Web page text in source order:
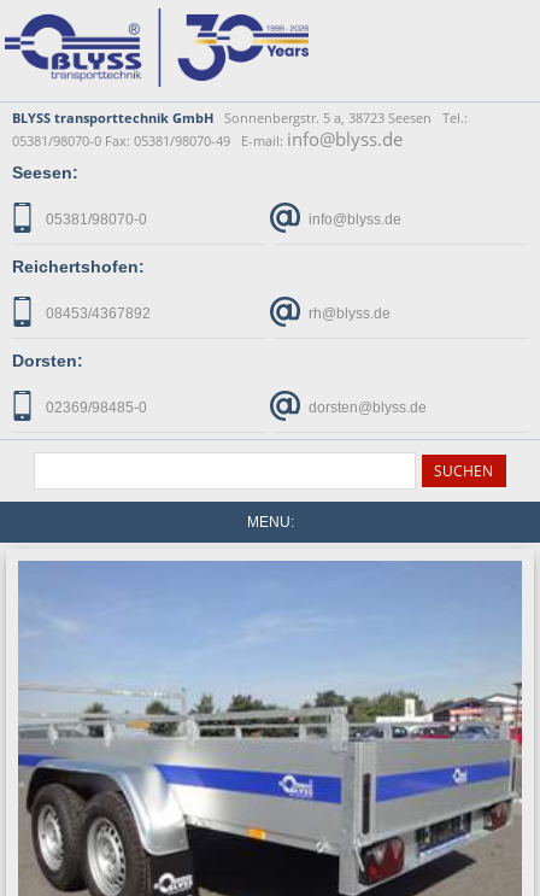
BLYSS transporttechnik GmbH Sonnenbergstr. 5 a, 38723 Seesen Tel.:
05381/98070-0 Fax: 05381/98070-49 E-mail: info@blyss.de
Seesen:
05381/98070-0 info@blyss.de
Reichertshofen:
08453/4367892 rh@blyss.de
Dorsten:
02369/98485-0 dorsten@blyss.de
MENU: